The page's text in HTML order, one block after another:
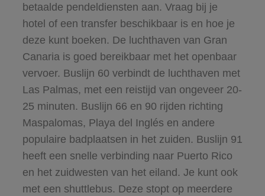
betaalde pendeldiensten aan. Vraag bij je
hotel of een transfer beschikbaar is en hoe je
deze kunt boeken. De luchthaven van Gran
Canaria is goed bereikbaar met het openbaar
vervoer. Buslijn 60 verbindt de luchthaven met
Las Palmas, met een reistijd van ongeveer 20-
25 minuten. Buslijn 66 en 90 rijden richting
Maspalomas, Playa del Inglés en andere
populaire badplaatsen in het zuiden. Buslijn 91
heeft een snelle verbinding naar Puerto Rico
en het zuidwesten van het eiland. Je kunt ook
met een shuttlebus. Deze stopt op meerdere